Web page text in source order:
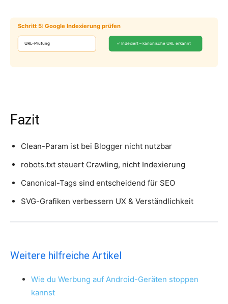
Schritt 5: Google Indexierung prüfen
URL-Prüfung ✓ Indexiert – kanonische URL erkannt
Fazit
Clean-Param ist bei Blogger nicht nutzbar
robots.txt steuert Crawling, nicht Indexierung
Canonical-Tags sind entscheidend für SEO
SVG-Grafiken verbessern UX & Verständlichkeit
Weitere hilfreiche Artikel
Wie du Werbung auf Android-Geräten stoppen
kannst